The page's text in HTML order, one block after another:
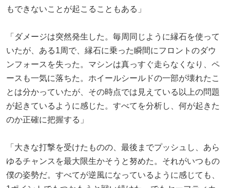
もできないことが起こることもある」
「ダメージは突然発生した。毎周同じように縁石を使って
いたが、ある1周で、縁石に乗った瞬間にフロントのダウ
ンフォースを失った。マシンは真っすぐ走らなくなり、ペ
ースも一気に落ちた。ホイールシールドの一部が壊れたこ
とは分かっていたが、その時点では見えている以上の問題
が起きているように感じた。すべてを分析し、何が起きた
のか正確に把握する」
「大きな打撃を受けたものの、最後までプッシュし、あら
ゆるチャンスを最大限生かそうと努めた。それがいつもの
僕の姿勢だ。すべてが逆風になっているように感じても、